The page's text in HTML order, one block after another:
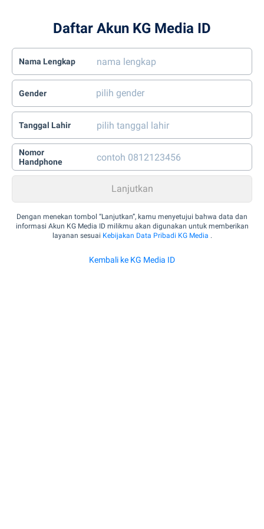
Daftar Akun KG Media ID
Nama Lengkap
Gender
Tanggal Lahir
Nomor
Handphone
Dengan menekan tombol “Lanjutkan”, kamu menyetujui bahwa data dan
informasi Akun KG Media ID milikmu akan digunakan untuk memberikan
layanan sesuai Kebijakan Data Pribadi KG Media .
Kembali ke KG Media ID